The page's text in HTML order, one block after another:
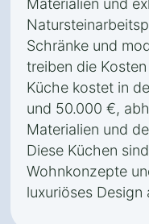
Materialien und
Schränke und
treiben die
Küche kostet in
und 50.000 €,
Materialien und
Diese Küchen
Wohnkonzepte
luxuriöses Design